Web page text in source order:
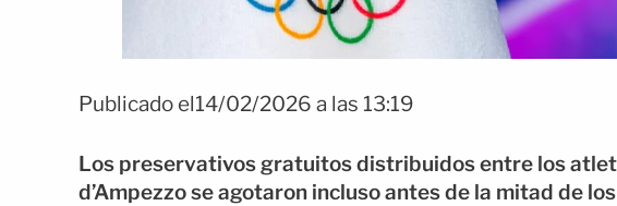
Publicado el14/02/2026 a las 13:19
Los preservativos gratuitos distribuidos entre los
d’Ampezzo se agotaron incluso antes de la mitad de